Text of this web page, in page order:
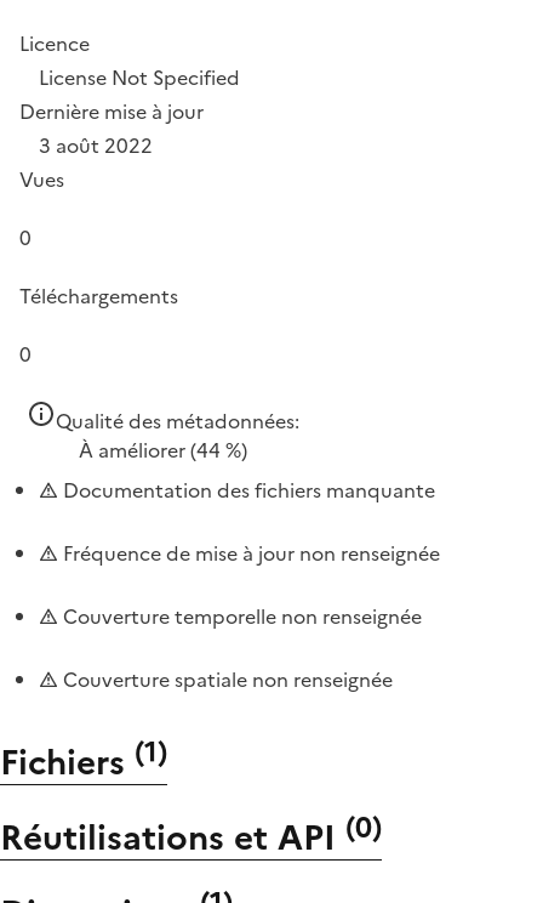
Licence
License Not Specified
Dernière mise à jour
3 août 2022
Vues
0
Téléchargements
0
Qualité des métadonnées:
À améliorer(44 %)
Documentation des fichiers manquante
Fréquence de mise à jour non renseignée
Couverture temporelle non renseignée
Couverture spatiale non renseignée
Fichiers (1)
Réutilisations et API (0)